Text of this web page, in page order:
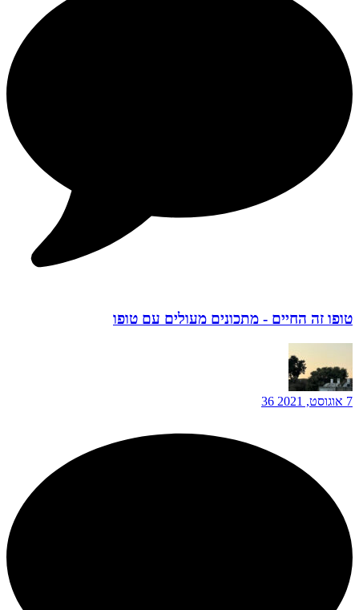
טופו זה החיים - מתכונים מעולים עם טופו
7 אוגוסט, 2021 36